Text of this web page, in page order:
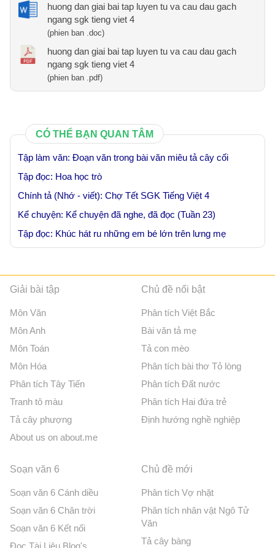
huong dan giai bai tap luyen tu va cau dau gach
ngang sgk tieng viet 4
(phien ban .doc)
huong dan giai bai tap luyen tu va cau dau gach
ngang sgk tieng viet 4
(phien ban .pdf)
CÓ THỂ BẠN QUAN TÂM
Tập làm văn: Đoạn văn trong bài văn miêu tả cây cối
Tập đọc: Hoa học trò
Chính tả (Nhớ - viết): Chợ Tết SGK Tiếng Việt 4
Kể chuyện: Kể chuyện đã nghe, đã đọc (Tuần 23)
Tập đọc: Khúc hát ru những em bé lớn trên lưng mẹ
Giải bài tập
Môn Văn
Môn Anh
Môn Toán
Môn Hóa
Phân tích Tây Tiến
Tranh tô màu
Tả cây phượng
About us on about.me
Chủ đề nổi bật
Phân tích Việt Bắc
Bài văn tả mẹ
Tả con mèo
Phân tích bài thơ Tỏ lòng
Phân tích Đất nước
Phân tích Hai đứa trẻ
Định hướng nghề nghiệp
Soạn văn 6
Soạn văn 6 Cánh diều
Soạn văn 6 Chân trời
Soạn văn 6 Kết nối
Đọc Tài Liệu Blog's
Chủ đề mới
Phân tích Vợ nhặt
Phân tích nhân vật Ngô Tử
Văn
Tả cây bàng